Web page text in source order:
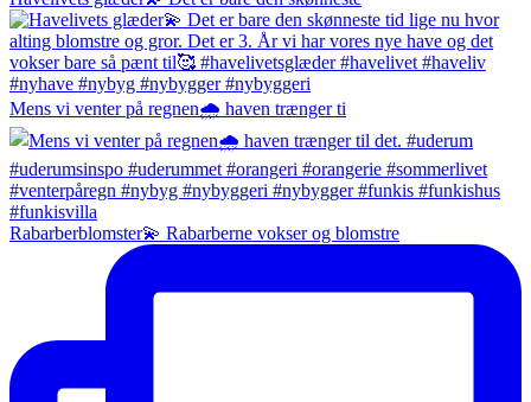
Mens vi venter på regnen🌧️ haven trænger ti
Rabarberblomster💫 Rabarberne vokser og blomstre